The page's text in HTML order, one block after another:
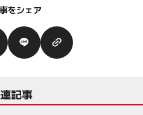
をシェア
記事